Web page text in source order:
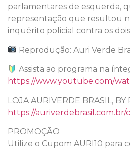
parlamentares de esquerda,
representação que resultou
inquérito policial contra os
Reprodução: Auri Verde
Assista ao programa na
https://www.youtube.com/
LOJA AURIVERDE BRASIL, BY
https://auriverdebrasil.com.br/
PROMOÇÃO
Utilize o Cupom AURI10 para